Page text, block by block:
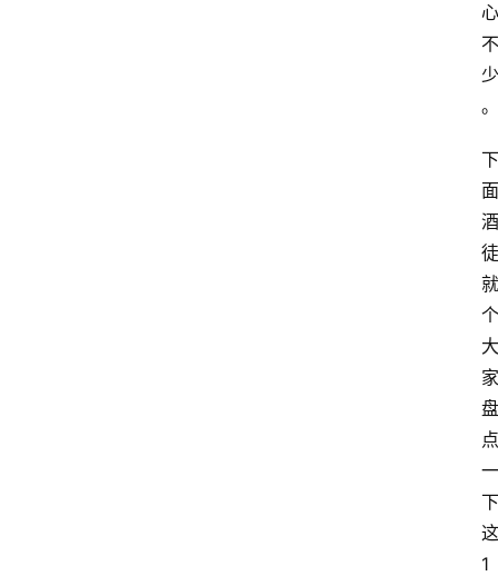
心
不
少
。
下
面
酒
徒
就
个
大
家
盘
点
一
下
这
1